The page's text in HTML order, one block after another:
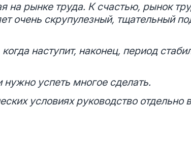
на рынке труда. К счастью, рынок
очень скрупулезный, тщательный
наступит, наконец, период
успеть многое сделать.
условиях руководство отдельно